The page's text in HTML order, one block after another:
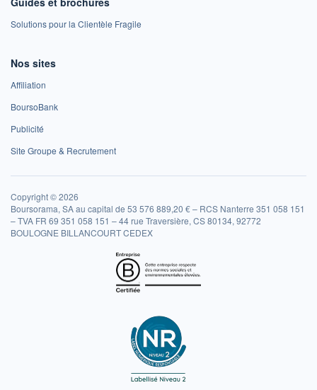
Solutions pour la Clientèle Fragile
Nos sites
Affiliation
BoursoBank
Publicité
Site Groupe & Recrutement
Copyright © 2026
Boursorama, SA au capital de 53 576 889,20 € – RCS Nanterre 351 058 151
– TVA FR 69 351 058 151 – 44 rue Traversière, CS 80134, 92772
BOULOGNE BILLANCOURT CEDEX